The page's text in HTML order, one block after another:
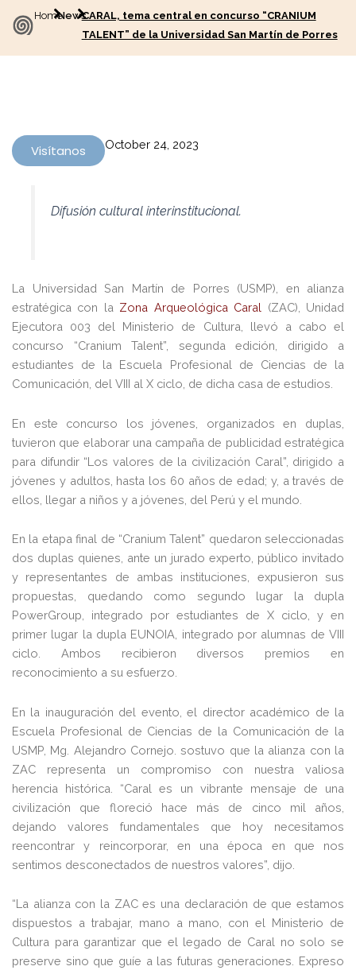
HomeNewsCARAL, tema central en concurso “CRANIUM
TALENT” de la Universidad San Martín de Porres
Visítanos October 24, 2023
Difusión cultural interinstitucional.
La Universidad San Martín de Porres (USMP), en alianza
estratégica con la Zona Arqueológica Caral
(ZAC), Unidad
Ejecutora 003 del Ministerio de Cultura, llevó a cabo el
concurso “Cranium Talent”, segunda edición, dirigido a
estudiantes de la Escuela Profesional de Ciencias de la
Comunicación, del VIII al X ciclo, de dicha casa de estudios.
En este concurso los jóvenes, organizados en duplas,
tuvieron que elaborar una campaña de publicidad estratégica
para difundir “Los valores de la civilización Caral”, dirigido a
jóvenes y adultos, hasta los 60 años de edad; y, a través de
ellos, llegar a niños y a jóvenes, del Perú y el mundo.
En la etapa final de “Cranium Talent” quedaron seleccionadas
dos duplas quienes, ante un jurado experto, público invitado
y representantes de ambas instituciones, expusieron sus
propuestas, quedando como segundo lugar la dupla
PowerGroup, integrado por estudiantes de X ciclo, y en
primer lugar la dupla EUNOIA, integrado por alumnas de VIII
ciclo. Ambos recibieron diversos premios en
reconocimiento a su esfuerzo.
En la inauguración del evento, el director académico de la
Escuela Profesional de Ciencias de la Comunicación de la
USMP, Mg. Alejandro Cornejo. sostuvo que la alianza con la
ZAC representa un compromiso con nuestra valiosa
herencia histórica. “Caral es un vibrante mensaje de una
civilización que floreció hace más de cinco mil años,
dejando valores fundamentales que hoy necesitamos
reencontrar y reincorporar, en una época en que nos
sentimos desconectados de nuestros valores”, dijo.
“La alianza con la ZAC es una declaración de que estamos
dispuestos a trabajar, mano a mano, con el Ministerio de
Cultura para garantizar que el legado de Caral no solo se
preserve sino que guíe a las futuras generaciones. Expreso